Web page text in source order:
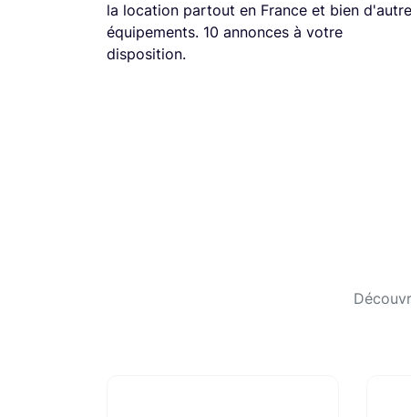
la location partout en France et bien
équipements. 10 annonces à votre
disposition.